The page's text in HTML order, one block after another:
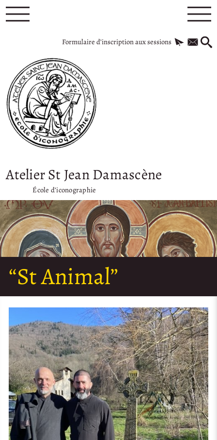
Formulaire d’inscription aux sessions
Atelier St Jean Damascène
École d’iconographie
“St Animal”